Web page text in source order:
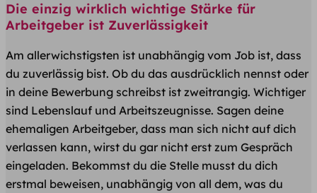
Die einzig wirklich wichtige Stärke für
Arbeitgeber ist Zuverlässigkeit
Am allerwichstigsten ist unabhängig vom Job ist, dass
du zuverlässig bist. Ob du das ausdrücklich nennst oder
in deine Bewerbung schreibst ist zweitrangig. Wichtiger
sind Lebenslauf und Arbeitszeugnisse. Sagen deine
ehemaligen Arbeitgeber, dass man sich nicht auf dich
verlassen kann, wirst du gar nicht erst zum Gespräch
eingeladen. Bekommst du die Stelle musst du dich
erstmal beweisen, unabhängig von all dem, was du